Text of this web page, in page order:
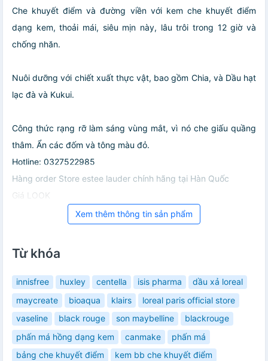
Che khuyết điểm và đường viền với kem che khuyết điểm
dạng kem, thoải mái, siêu mịn này, lâu trôi trong 12 giờ và
chống nhăn.
Nuôi dưỡng với chiết xuất thực vật, bao gồm Chia, và Dầu hạt
lạc đà và Kukui.
Công thức rạng rỡ làm sáng vùng mắt, vì nó che giấu quầng
thâm. Ẩn các đốm và tông màu đỏ.
Hotline: 0327522985
Hàng order Store estee lauder chính hãng tại Hàn Quốc
Giá LOOK
Xem thêm thông tin sản phẩm
Từ khóa
innisfree huxley centella isis pharma
dầu xả loreal
maycreate
bioaqua klairs
loreal paris official store
vaseline
black rouge son maybelline
blackrouge
phấn má hồng dạng kem
canmake
phấn má
bảng che khuyết điểm
kem bb che khuyết điểm